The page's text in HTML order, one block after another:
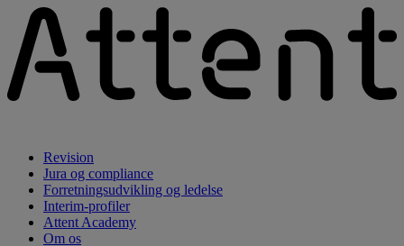
Revision
Jura og compliance
Forretningsudvikling og ledelse
Interim-profiler
Attent Academy
Om os